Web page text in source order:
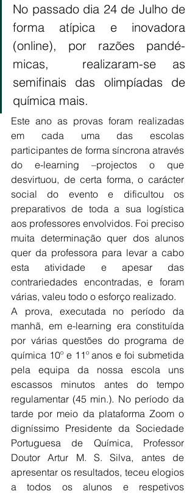
No passado dia 24 de Julho de
forma atípica e inovadora
(online), por razões pandé-
micas,  realizaram-se as
semifinais das olimpíadas de
química mais.
Este ano as provas foram realizadas
em cada uma das escolas
participantes de forma síncrona através
do e-learning –projectos o que
desvirtuou, de certa forma, o carácter
social do evento e dificultou os
preparativos de toda a sua logística
aos professores envolvidos. Foi preciso
muita determinação quer dos alunos
quer da professora para levar a cabo
esta atividade e apesar das
contrariedades encontradas, e foram
várias, valeu todo o esforço realizado.
A prova, executada no período da
manhã, em e-learning era constituída
por várias questões do programa de
química 10º e 11º anos e foi submetida
pela equipa da nossa escola uns
escassos minutos antes do tempo
regulamentar (45 min.). No período da
tarde por meio da plataforma Zoom o
digníssimo Presidente da Sociedade
Portuguesa de Química, Professor
Doutor Artur M. S. Silva, antes de
apresentar os resultados, teceu elogios
a todos os alunos e respetivos